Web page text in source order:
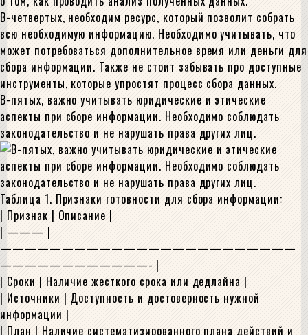
В-четвертых, необходим ресурс, который позволит собрать
всю необходимую информацию. Необходимо учитывать, что
может потребоваться дополнительное время или деньги для
сбора информации. Также не стоит забывать про доступные
инструменты, которые упростят процесс сбора данных.
В-пятых, важно учитывать юридические и этические
аспекты при сборе информации. Необходимо соблюдать
законодательство и не нарушать права других лиц.
Таблица 1. Признаки готовности для сбора информации:
| Признак | Описание |
| ——— |
————————————————————————
————————————- |
| Сроки | Наличие жесткого срока или дедлайна |
| Источники | Доступность и достоверность нужной
информации |
| План | Наличие систематизированного плана действий и